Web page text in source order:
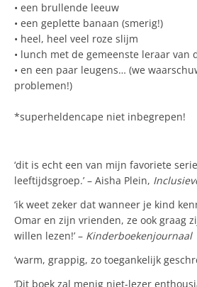
• een brullende leeuw
• een geplette banaan (smerig!)
• heel, heel veel roze slijm
• lunch met de gemeenste leraar van
• en een paar leugens… (we
problemen!)
*superheldencape niet inbegrepen!
‘dit is echt een van mijn favoriete
leeftijdsgroep.’ – Aisha Plein,
‘ik weet zeker dat wanneer je kind
Omar en zijn vrienden, ze ook graag
willen lezen!’ – Kinderboekenjournaal
‘warm, grappig, zo toegankelijk
‘Dit boek zal menig niet-lezer